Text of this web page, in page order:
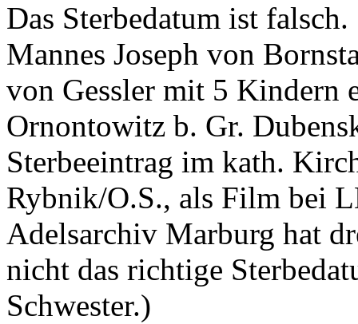
Das Sterbedatum ist
Mannes Joseph von
von Gessler mit 5 Kindern
Ornontowitz b. Gr.
Sterbeeintrag im kath.
Rybnik/O.S., als Film bei
Adelsarchiv Marburg hat
nicht das richtige
Schwester.)